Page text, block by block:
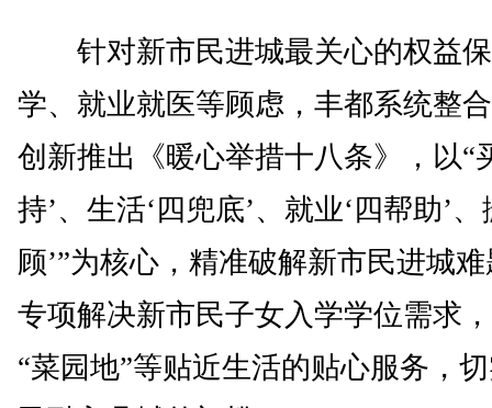
针对新市民进城最关心的权益保
学、就业就医等顾虑，丰都系统整
创新推出《暖心举措十八条》，以“
持’、生活‘四兜底’、就业‘四帮助’
顾’”为核心，精准破解新市民进城
专项解决新市民子女入学学位需求
“菜园地”等贴近生活的贴心服务，